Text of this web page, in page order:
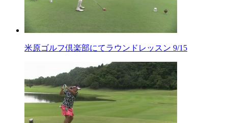
米原ゴルフ倶楽部にてラウンドレッスン 9/15